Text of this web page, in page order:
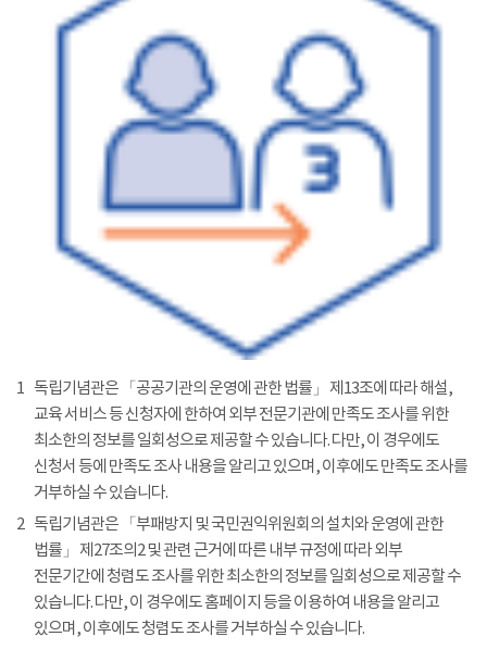
1 독립기념관은 「공공기관의 운영에 관한 법률」 제13조에 따라 해설,
교육 서비스 등 신청자에 한하여 외부 전문기관에 만족도 조사를 위한
최소한의 정보를 일회성으로 제공할 수 있습니다. 다만, 이 경우에도
신청서 등에 만족도 조사 내용을 알리고 있으며, 이후에도 만족도 조사를
거부하실 수 있습니다.
2 독립기념관은 「부패방지 및 국민권익위원회의 설치와 운영에 관한
법률」 제27조의2 및 관련 근거에 따른 내부 규정에 따라 외부
전문기간에 청렴도 조사를 위한 최소한의 정보를 일회성으로 제공할 수
있습니다. 다만, 이 경우에도 홈페이지 등을 이용하여 내용을 알리고
있으며, 이후에도 청렴도 조사를 거부하실 수 있습니다.